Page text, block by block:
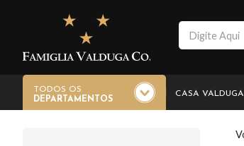
TODOS OS
DEPARTAMENTOS
CASA VALDUGA